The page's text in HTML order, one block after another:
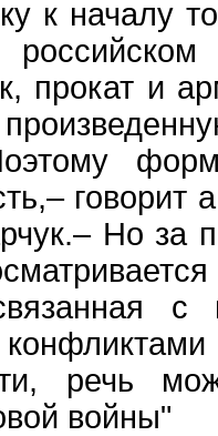
к началу
прокат и
говорит
Но за
речь
войны"